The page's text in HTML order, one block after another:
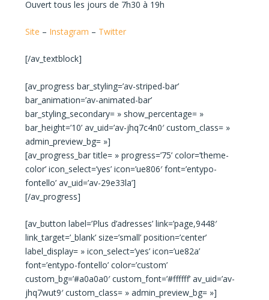
Ouvert tous les jours de 7h30 à 19h
Site – Instagram – Twitter
[/av_textblock]
[av_progress bar_styling=’av-striped-bar’
bar_animation=’av-animated-bar’
bar_styling_secondary= » show_percentage= »
bar_height=’10’ av_uid=’av-jhq7c4n0′ custom_class= »
admin_preview_bg= »]
[av_progress_bar title= » progress=’75’ color=’theme-
color’ icon_select=’yes’ icon=’ue806′ font=’entypo-
fontello’ av_uid=’av-29e33la’]
[/av_progress]
[av_button label=’Plus d’adresses’ link=’page,9448′
link_target=’_blank’ size=’small’ position=’center’
label_display= » icon_select=’yes’ icon=’ue82a’
font=’entypo-fontello’ color=’custom’
custom_bg=’#a0a0a0′ custom_font=’#ffffff’ av_uid=’av-
jhq7wut9′ custom_class= » admin_preview_bg= »]